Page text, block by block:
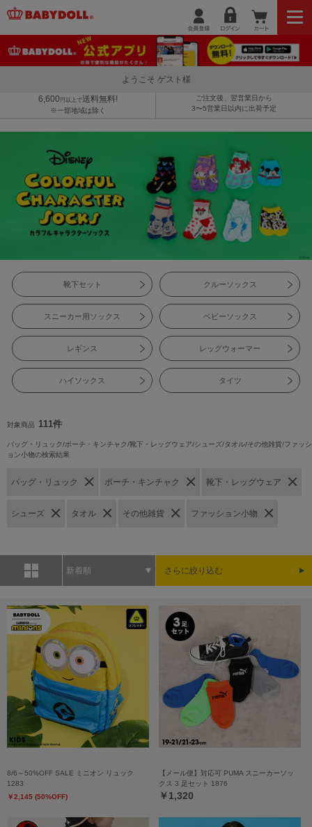
ようこそ ゲスト様
6,600 円以上で送料無料!
※一部地域は除く
ご注文後、翌営業日から
3〜5営業日以内に出荷予定
靴下セット クルーソックス
スニーカー用ソックス ベビーソックス
レギンス レッグウォーマー
ハイソックス タイツ
対象商品 111件
バッグ・リュック/ポーチ・キンチャク/靴下・レッグウェア/シューズ/タオル/その他雑貨/ファッシ
ョン小物の検索結果
バッグ・リュック ポーチ・キンチャク 靴下・レッグウェア
シューズ タオル その他雑貨 ファッション小物
新着順 さらに絞り込む
8/6～50%OFF SALE ミニオン リュック
1283
￥2,145 (50%OFF)
【メール便】対応可 PUMA スニーカーソッ
クス 3 足セット 1876
￥1,320